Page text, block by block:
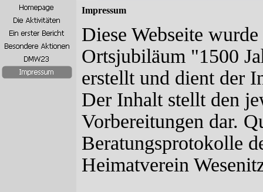
Impressum
Diese Webseite
Ortsjubiläum "1500
erstellt und dient der
Der Inhalt stellt den
Vorbereitungen dar.
Beratungsprotokolle
Heimatverein